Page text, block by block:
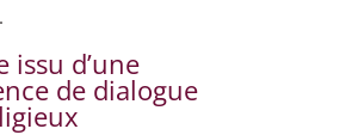
issu d’une
de dialogue